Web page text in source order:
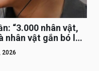
“3.000 nhân vật,
nhân vật gắn bó lâu
2026